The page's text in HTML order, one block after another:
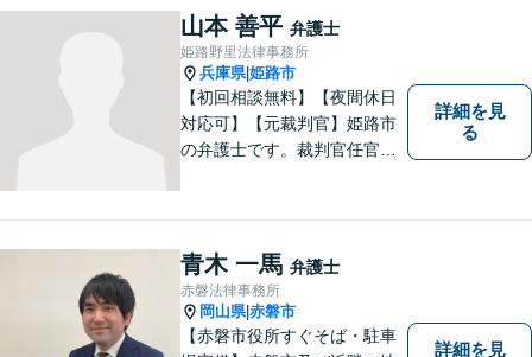
まれ育った西播磨の地で新た
に開業し、皆さまのお力にな
れるよう努めてまいります。
山本 善平 弁護士
姫路野里法律事務所
兵庫県|姫路市
【初回相談無料】【夜間休日
対応可】【元裁判官】姫路市
の弁護士です。裁判官任官２
ご相談ください。
詳細を見
る
青木 一馬 弁護士
赤磐法律事務所
岡山県|赤磐市
【赤磐市役所すぐそば・駐車
詳細を見